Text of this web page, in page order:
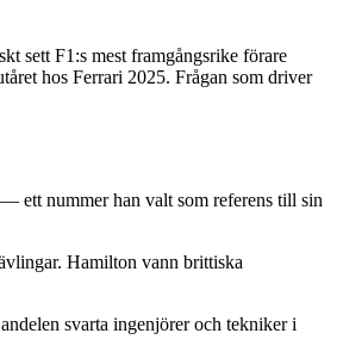
sett F1:s mest framgångsrike förare
hos Ferrari 2025. Frågan som driver
ett nummer han valt som referens till sin
Hamilton vann brittiska
svarta ingenjörer och tekniker i